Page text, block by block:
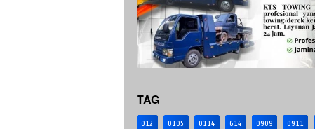
TAG
012 0105 0114 614 0909 0911